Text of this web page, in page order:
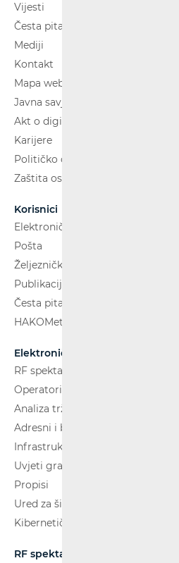
Vijesti
Česta pitanja
Mediji
Kontakt
Mapa weba
Javna savjetovanja
Akt o digitalnim uslugama
Karijere
Političko oglašavanje
Zaštita osobnih podataka
Korisnici
Elektroničke komunikacije
Pošta
Željeznički putnički prijevoz
Publikacije
Česta pitanja
HAKOMetar
Elektroničke komunikacije
RF spektar
Operatori i usluge
Analiza tržišta
Adresni i brojevni prostor
Infrastruktura
Uvjeti gradnje
Propisi
Ured za širokopojasnost (BCO)
Kibernetička sigurnost
RF spektar